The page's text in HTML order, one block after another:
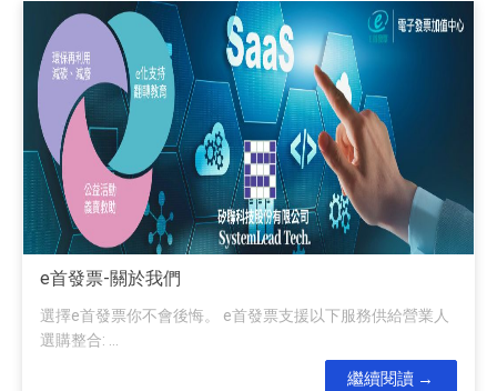
e首發票-關於我們
選擇e首發票你不會後悔。 e首發票支援以下服務供給營業人
選購整合: ...
繼續閱讀